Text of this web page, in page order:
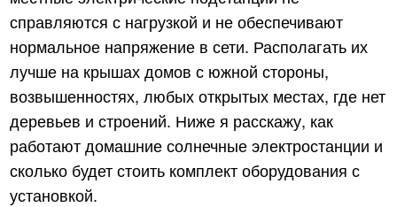
справляются с нагрузкой и не обеспечивают
нормальное напряжение в сети. Располагать их
лучше на крышах домов с южной стороны,
возвышенностях, любых открытых местах, где нет
деревьев и строений. Ниже я расскажу, как
работают домашние солнечные электростанции и
сколько будет стоить комплект оборудования с
установкой.